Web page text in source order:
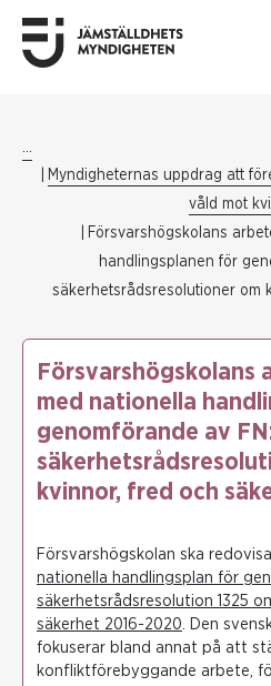
...
Myndigheternas uppdrag att
våld mot
Försvarshögskolans
handlingsplanen för
säkerhetsrådsresolutioner om
Försvarshögskolans
med nationella
genomförande av
kvinnor, fred och
Försvarshögskolan ska
nationella handlingsplan för
säkerhetsrådsresolution 1325
säkerhet 2016-2020 . Den
fokuserar bland annat på att
konfliktförebyggande arbete,